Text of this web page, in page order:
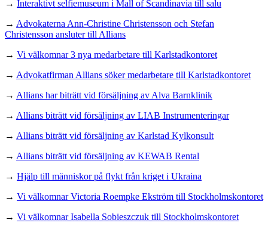
→ Interaktivt selfiemuseum i Mall of Scandinavia till salu
→ Advokaterna Ann-Christine Christensson och Stefan
Christensson ansluter till Allians
→ Vi välkomnar 3 nya medarbetare till Karlstadkontoret
→ Advokatfirman Allians söker medarbetare till Karlstadkontoret
→ Allians har biträtt vid försäljning av Alva Barnklinik
→ Allians biträtt vid försäljning av LIAB Instrumenteringar
→ Allians biträtt vid försäljning av Karlstad Kylkonsult
→ Allians biträtt vid försäljning av KEWAB Rental
→ Hjälp till människor på flykt från kriget i Ukraina
→ Vi välkomnar Victoria Roempke Ekström till Stockholmskontoret
→ Vi välkomnar Isabella Sobieszczuk till Stockholmskontoret